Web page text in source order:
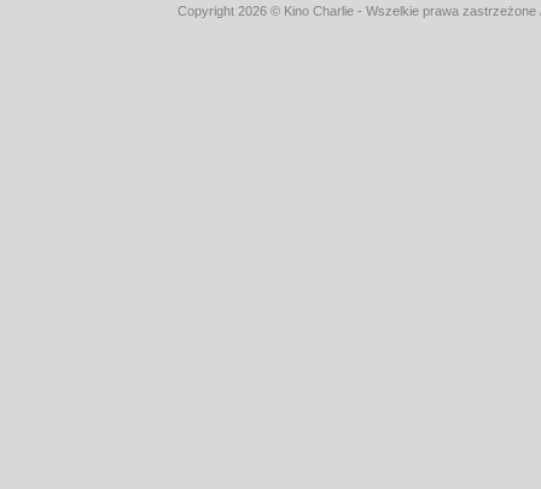
Copyright 2026 © Kino Charlie - Wszelkie prawa